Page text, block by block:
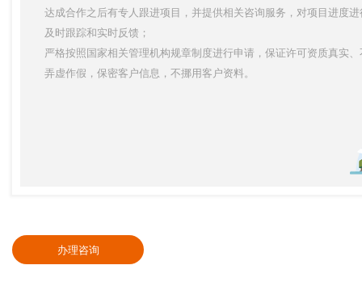
达成合作之后有专人跟进项目，并提供相关咨询服务，对项目进度
及时跟踪和实时反馈；
严格按照国家相关管理机构规章制度进行申请，保证许可资质真实
弄虚作假，保密客户信息，不挪用客户资料。
办理咨询